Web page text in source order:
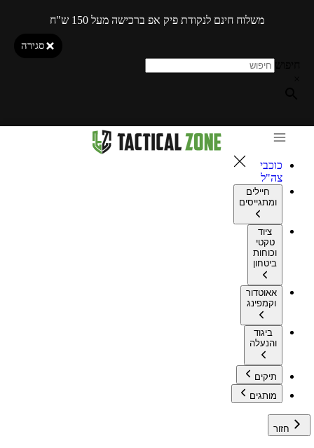
משלוח חינם לנקודת פיק אפ ברכישה מעל 150 ש"ח
סגירה
כוכבי
צה"ל
חיילים
ומתגייסים
ציוד
טקטי
וכוחות
ביטחון
אאוטדור
וקמפינג
ביגוד
והנעלה
תיקים
מותגים
חזור